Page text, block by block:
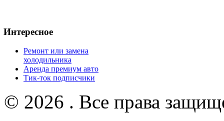
Интересное
Ремонт или замена
холодильника
Аренда премиум авто
Тик-ток подписчики
© 2026 . Все права